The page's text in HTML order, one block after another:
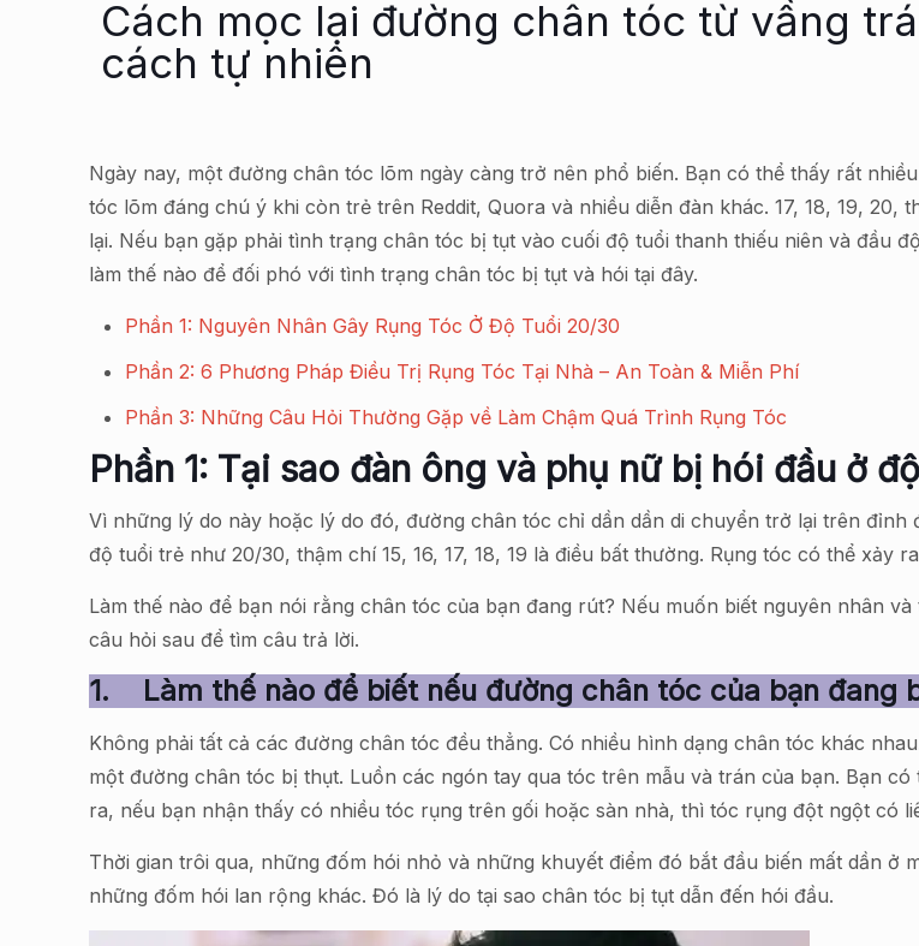
Cách mọc lại đường chân tóc từ vầng
cách tự nhiên
Ngày nay, một đường chân tóc lõm ngày càng trở nên phổ biến. Bạn có thể thấy rất
tóc lõm đáng chú ý khi còn trẻ trên Reddit, Quora và nhiều diễn đàn khác. 17, 18, 19,
lại. Nếu bạn gặp phải tình trạng chân tóc bị tụt vào cuối độ tuổi thanh thiếu niên và đầu
làm thế nào để đối phó với tình trạng chân tóc bị tụt và hói tại đây.
Phần 1: Nguyên Nhân Gây Rụng Tóc Ở Độ Tuổi 20/30
Phần 2: 6 Phương Pháp Điều Trị Rụng Tóc Tại Nhà – An Toàn & Miễn Phí
Phần 3: Những Câu Hỏi Thường Gặp về Làm Chậm Quá Trình Rụng Tóc
Phần 1: Tại sao đàn ông và phụ nữ bị hói đầu ở
Vì những lý do này hoặc lý do đó, đường chân tóc chỉ dần dần di chuyển trở lại trên
độ tuổi trẻ như 20/30, thậm chí 15, 16, 17, 18, 19 là điều bất thường. Rụng tóc có thể
Làm thế nào để bạn nói rằng chân tóc của bạn đang rút? Nếu muốn biết nguyên nhân
câu hỏi sau để tìm câu trả lời.
1. Làm thế nào để biết nếu đường chân tóc của bạn đang
Không phải tất cả các đường chân tóc đều thẳng. Có nhiều hình dạng chân tóc khác
một đường chân tóc bị thụt. Luồn các ngón tay qua tóc trên mẫu và trán của bạn. Bạn
ra, nếu bạn nhận thấy có nhiều tóc rụng trên gối hoặc sàn nhà, thì tóc rụng đột ngột có
Thời gian trôi qua, những đốm hói nhỏ và những khuyết điểm đó bắt đầu biến mất dần
những đốm hói lan rộng khác. Đó là lý do tại sao chân tóc bị tụt dẫn đến hói đầu.